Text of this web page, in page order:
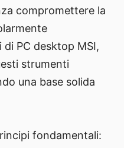
compromettere la
PC desktop MSI,
strumenti
una base solida
fondamentali: